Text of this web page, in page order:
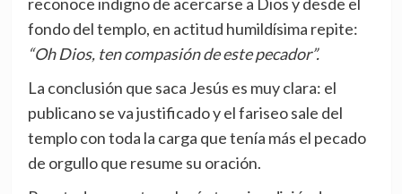
fondo del templo, en actitud humildísima repite:
“Oh Dios, ten compasión de este pecador”.
La conclusión que saca Jesús es muy clara: el
publicano se va justificado y el fariseo sale del
templo con toda la carga que tenía más el pecado
de orgullo que resume su oración.